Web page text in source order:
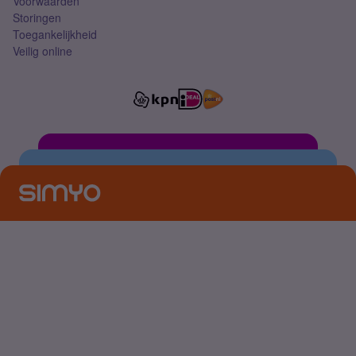
Storingen
Toegankelijkheid
Veilig online